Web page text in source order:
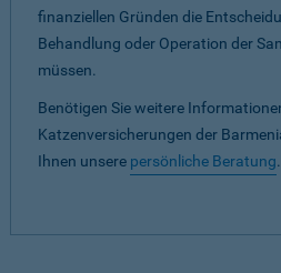
finanziellen Gründen die
Behandlung oder Operation der
müssen.
Benötigen Sie weitere
Katzenversicherungen der
Ihnen unsere persönliche Beratung.